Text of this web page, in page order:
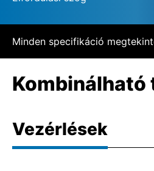
Minden specifikáció
Kombinálható
Vezérlések